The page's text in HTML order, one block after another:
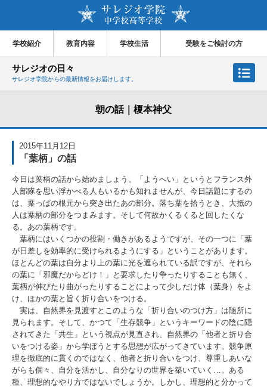
学校紹介 教育内容 学校生活 受験をご検討の方
サレジオの日々
サレジオ学院からの最新情報をお届けします。
朝の話｜榎本神父
2015年11月12日
「葉柄」の話
今日は葉柄の話から始めましょう。「ようへい」というとフランス外
人部隊を思い浮かべる人もいるかも知れませんが、今日話題にするの
は、葉っぱの根元から突き出たあの部分。落ち葉を拾うとき、大抵の
人は葉柄の部分をつまみます。そして何故かくるくると回したくな
る。あの葉柄です。
葉柄にはいくつかの役割・働きがあるようですが、その一つに「葉
が日差しを効率的に受けられるようにする」ということがあります。
ほとんどの葉は自分より上の葉に光を遮られている訳ですが、それら
の葉に「邪魔だからどけ！」と要求したり争ったりすることも無く、
葉柄が伸びたり曲がったりすることによって少しだけ体（葉身）をよ
け、ほかの葉と旨く折り合いをつける。
実は、自然界を見渡すとこのような「折り合いのつけ方」は随所に
見られます。そして、かつて「生存競争」というキーワードの陰に隠
されてきた「共生」という視点が見直され、自然界の「他者と折り合
いをつける姿」から学ぼうとする思想が広がってきています。競争原
理を徹底的に貫くのではなく、他者と折り合いをつけ、尊重しあいな
がらも個々、自分を活かし、自分なりの世界を築いていく…。ある
種、理想的なやり方ではないでしょうか。しかし、理想的と分かって